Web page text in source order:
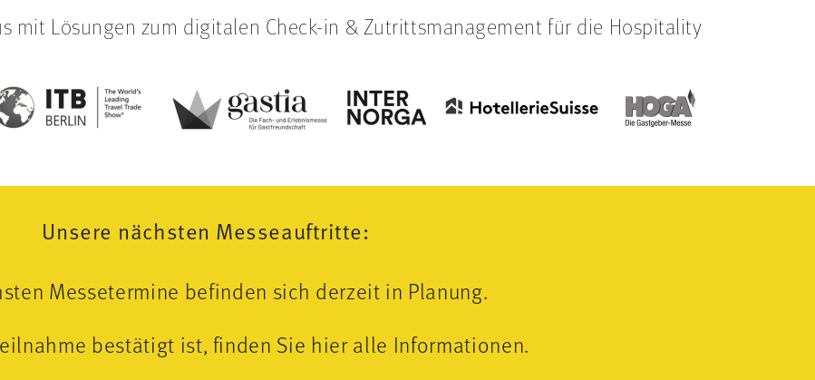
mit Lösungen zum digitalen Check-in & Zutrittsmanagement für die Hospitality
Unsere nächsten Messeauftritte:
Messetermine befinden sich derzeit in Planung.
bestätigt ist, finden Sie hier alle Informationen.